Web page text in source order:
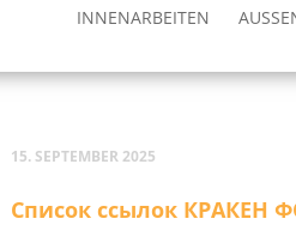
INNEN­AR­BEI­TEN
15. SEPTEMBER 2025
Список ссылок КРАКЕН